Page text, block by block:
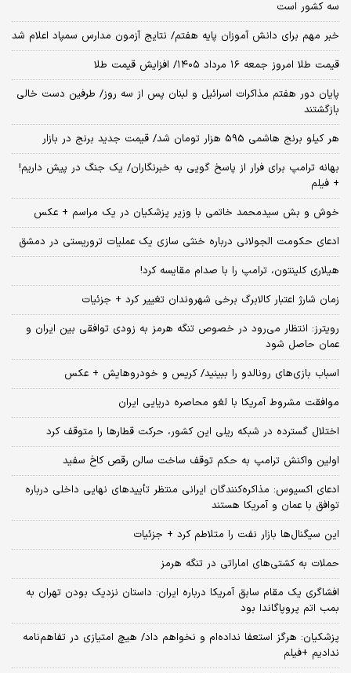
سه کشور است
خبر مهم برای دانش آموزان پایه هفتم/ نتایج آزمون مدارس سمپاد اعلام شد
قیمت طلا امروز جمعه ۱۶ مرداد ۱۴۰۵/ افزایش قیمت طلا
پایان دور هفتم مذاکرات اسرائیل و لبنان پس از سه روز/ طرفین دست خالی
بازگشتند
هر کیلو برنج هاشمی 595 هزار تومان شد/ قیمت جدید برنج در بازار
بهانه ترامپ برای فرار از پاسخ گویی به خبرنگاران/ یک جنگ در پیش داریم!
+ فیلم
خوش و بش سیدمحمد خاتمی با وزیر پزشکیان در یک مراسم + عکس
ادعای حکومت الجولانی درباره خنثی سازی یک عملیات تروریستی در دمشق
هیلاری کلینتون، ترامپ را با صدام مقایسه کرد!
زمان شارژ اعتبار کالابرگ برخی شهروندان تغییر کرد + جزئیات
رویترز: انتظار می‌رود در خصوص تنگه هرمز به زودی توافقی بین ایران و
عمان حاصل شود
اسباب‌ بازی‌های رونالدو را ببینید/ کریس و خودروهایش + عکس
موافقت مشروط آمریکا با لغو محاصره دریایی ایران
اختلال گسترده در شبکه ریلی این کشور، حرکت قطارها را متوقف کرد
اولین واکنش ترامپ به حکم توقف ساخت سالن رقص کاخ سفید
ادعای اکسیوس: مذاکره‌کنندگان ایرانی منتظر تأییدهای نهایی داخلی درباره
توافق با عمان و آمریکا هستند
این سیگنال‌ها بازار نفت را متلاطم کرد + جزئیات
حملات به کشتی‌های اماراتی در تنگه هرمز
افشاگری یک مقام سابق آمریکا درباره ایران: داستان نزدیک بودن تهران به
بمب اتم پروپاگاندا بود
پزشکیان: هرگز استعفا نداده‌ام و نخواهم داد/ هیچ امتیازی در تفاهم‌نامه
ندادیم +فیلم